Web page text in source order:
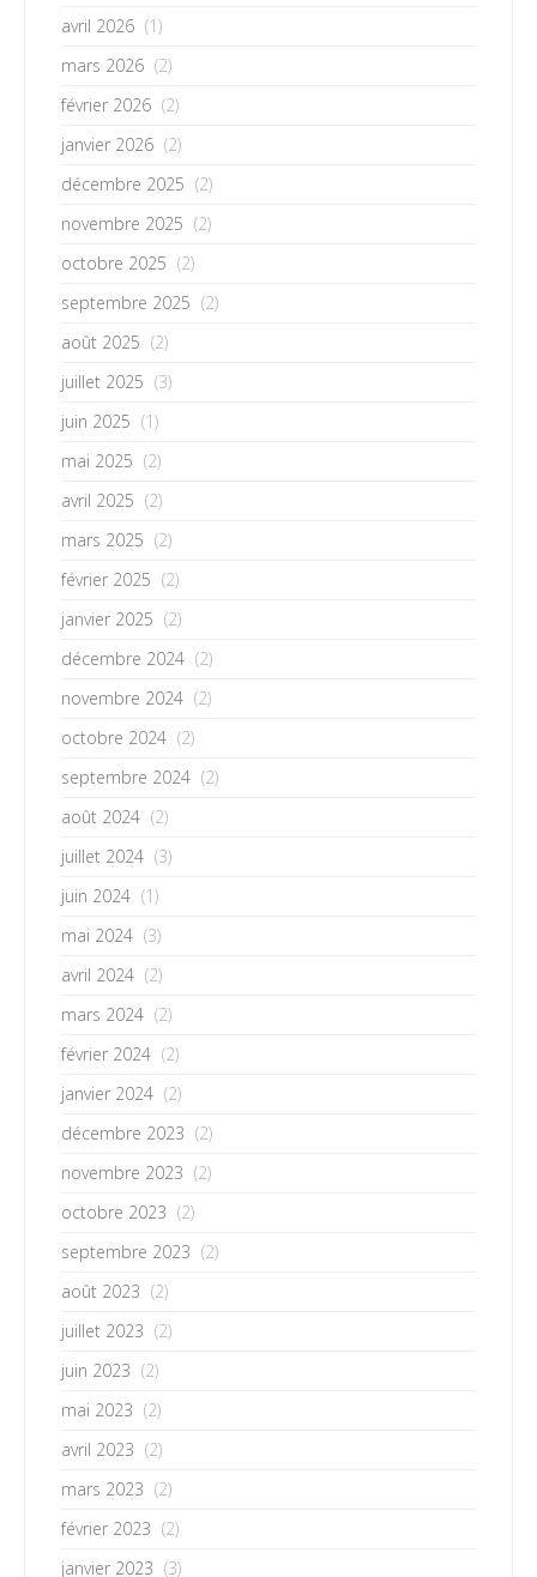
avril 2026 (1)
mars 2026 (2)
février 2026 (2)
janvier 2026 (2)
décembre 2025 (2)
novembre 2025 (2)
octobre 2025 (2)
septembre 2025 (2)
août 2025 (2)
juillet 2025 (3)
juin 2025 (1)
mai 2025 (2)
avril 2025 (2)
mars 2025 (2)
février 2025 (2)
janvier 2025 (2)
décembre 2024 (2)
novembre 2024 (2)
octobre 2024 (2)
septembre 2024 (2)
août 2024 (2)
juillet 2024 (3)
juin 2024 (1)
mai 2024 (3)
avril 2024 (2)
mars 2024 (2)
février 2024 (2)
janvier 2024 (2)
décembre 2023 (2)
novembre 2023 (2)
octobre 2023 (2)
septembre 2023 (2)
août 2023 (2)
juillet 2023 (2)
juin 2023 (2)
mai 2023 (2)
avril 2023 (2)
mars 2023 (2)
février 2023 (2)
janvier 2023 (3)